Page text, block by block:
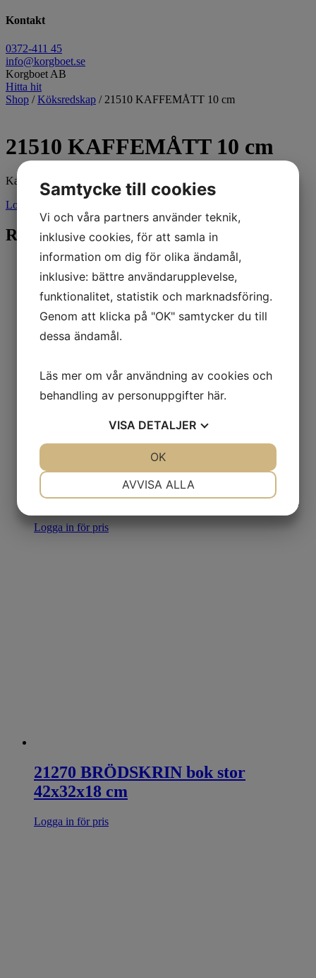
Kontakt
0372-411 45
info@korgboet.se
Korgboet AB
Hitta hit
Shop /Köksredskap / 21510 KAFFEMÅTT 10 cm
21510 KAFFEMÅTT 10 cm
Kaffemått 10cm
Logga in för pris
Relaterade produkter
23602 OVAL PLATTA plywood 7 cm
Logga in för pris
21270 BRÖDSKRIN bok stor
42x32x18 cm
Logga in för pris
Samtycke till cookies
Vi och våra partners använder teknik,
inklusive cookies, för att samla in
information om dig för olika ändamål,
inklusive: bättre användarupplevelse,
funktionalitet, statistik och marknadsföring.
Genom att klicka på "OK" samtycker du till
dessa ändamål.
Läs mer om vår användning av cookies och
behandling av personuppgifter här.
VISA DETALJER
MARKNADSFÖRING
AVVISA ALLA
OK